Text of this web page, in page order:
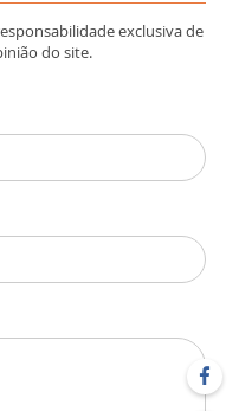
exclusiva de
do site.